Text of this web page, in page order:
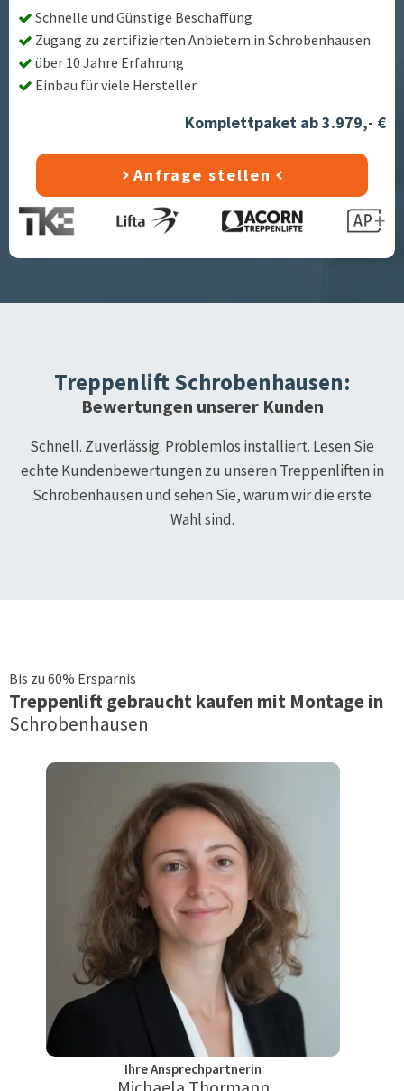
Schnelle und Günstige Beschaffung
Zugang zu zertifizierten Anbietern in Schrobenhausen
über 10 Jahre Erfahrung
Einbau für viele Hersteller
Komplettpaket ab 3.979,- €
Anfrage stellen
TreppenliftSchrobenhausen:
Bewertungen unserer Kunden
Schnell. Zuverlässig. Problemlos installiert. Lesen Sie
echte Kundenbewertungen zu unseren Treppenliften in
Schrobenhausen und sehen Sie, warum wir die erste
Wahl sind.
Bis zu 60% Ersparnis
Treppenliftgebraucht kaufen mit Montage in
Schrobenhausen
Ihre Ansprechpartnerin